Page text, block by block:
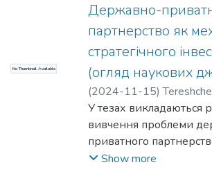
No Thumbnail Available
Державно-
партнерство як
стратегічного
(огляд наукових
(2024-11-15)
Терещенко, С. В.
У тезах викладаються
вивчення проблеми
приватного
стратегічного
Show more